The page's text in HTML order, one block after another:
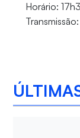
Horário: